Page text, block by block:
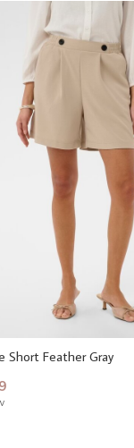
Short Feather Gray